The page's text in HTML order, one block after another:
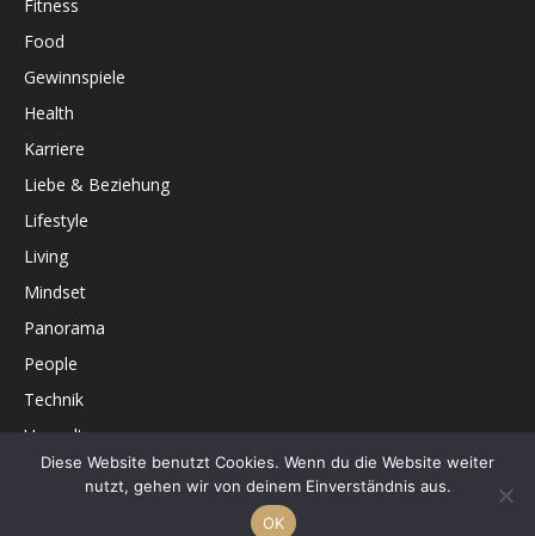
Fitness
Food
Gewinnspiele
Health
Karriere
Liebe & Beziehung
Lifestyle
Living
Mindset
Panorama
People
Technik
Umwelt
Unterhaltung
Diese Website benutzt Cookies. Wenn du die Website weiter
nutzt, gehen wir von deinem Einverständnis aus.
OK